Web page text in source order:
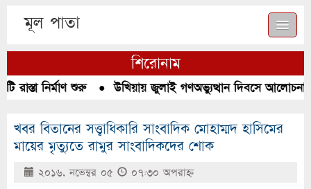
মূল পাতা
শিরোনাম
নির্মাণ শুরু●উখিয়ায় জুলাই গণঅভ্যুত্থান দিবসে আলোচনা,
খবর বিতানের সত্ত্বাধিকারি সাংবাদিক মোহাম্মদ হাসিমের
মায়ের মৃত্যুতে রামুর সাংবাদিকদের শোক
২০১৬, নভেম্বর ০৫ ০৭:৩০ অপরাহ্ণ